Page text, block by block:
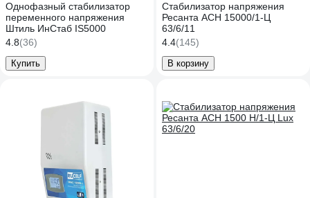
Однофазный стабилизатор
переменного напряжения
Штиль ИнСтаб IS5000
4.8(36)
Купить
Стабилизатор напряжения
Ресанта АСН 15000/1-Ц
63/6/11
4.4(145)
В корзину